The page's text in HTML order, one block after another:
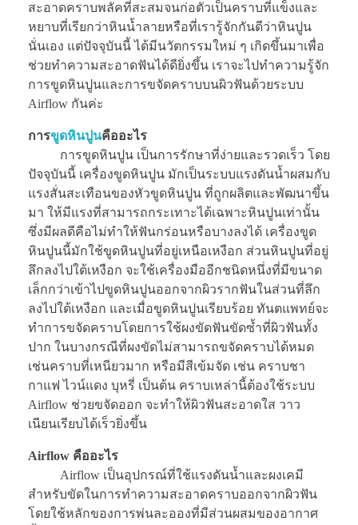
สะอาดคราบพลัคที่สะสมจนก่อตัวเป็นคราบที่แข็งและ
หยาบที่เรียกว่าหินน้ำลายหรือที่เรารู้จักกันดีว่าหินปูน
นั่นเอง แต่ปัจจุบันนี้ ได้มีนวัตกรรมใหม่ ๆ เกิดขึ้นมาเพื่อ
ช่วยทำความสะอาดฟันได้ดียิ่งขึ้น เราจะไปทำความรู้จัก
การขูดหินปูนและการขจัดคราบบนผิวฟันด้วยระบบ
Airflow กันค่ะ
การขูดหินปูนคืออะไร
การขูดหินปูน เป็นการรักษาที่ง่ายและรวดเร็ว โดย
ปัจจุบันนี้ เครื่องขูดหินปูน มักเป็นระบบแรงดันน้ำผสมกับ
แรงสั่นสะเทือนของหัวขูดหินปูน ที่ถูกผลิตและพัฒนาขึ้น
มา ให้มีแรงที่สามารถกระเทาะได้เฉพาะหินปูนเท่านั้น
ซึ่งมีผลดีคือไม่ทำให้ฟันกร่อนหรือบางลงได้ เครื่องขูด
หินปูนนี้มักใช้ขูดหินปูนที่อยู่เหนือเหงือก ส่วนหินปูนที่อยู่
ลึกลงไปใต้เหงือก จะใช้เครื่องมืออีกชนิดหนึ่งที่มีขนาด
เล็กกว่าเข้าไปขูดหินปูนออกจากผิวรากฟันในส่วนที่ลึก
ลงไปใต้เหงือก และเมื่อขูดหินปูนเรียบร้อย ทันตแพทย์จะ
ทำการขจัดคราบโดยการใช้ผงขัดฟันขัดซ้ำที่ผิวฟันทั้ง
ปาก ในบางกรณีที่ผงขัดไม่สามารถขจัดคราบได้หมด
เช่นคราบที่เหนียวมาก หรือมีสีเข้มจัด เช่น คราบชา
กาแฟ ไวน์แดง บุหรี่ เป็นต้น คราบเหล่านี้ต้องใช้ระบบ
Airflow ช่วยขจัดออก จะทำให้ผิวฟันสะอาดใส วาว
เนียนเรียบได้เร็วยิ่งขึ้น
Airflow คืออะไร
Airflow เป็นอุปกรณ์ที่ใช้แรงดันน้ำและผงเคมี
สำหรับขัดในการทำความสะอาดคราบออกจากผิวฟัน
โดยใช้หลักของการพ่นละอองที่มีส่วนผสมของอากาศ